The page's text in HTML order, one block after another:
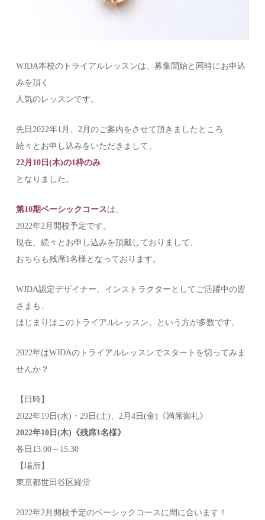
WJDA本校のトライアルレッスンは、募集開始と同時にお申込
みを頂く
人気のレッスンです。
先日2022年1月、2月のご案内をさせて頂きましたところ
続々とお申し込みをいただきまして、
22月10日(木)の1枠のみ
となりました。
第10期ベーシックコースは、
2022年2月開校予定です。
現在、続々とお申し込みを頂戴しておりまして、
おちらも残席1名様となっております。
WJDA認定デザイナー、インストラクターとしてご活躍中の皆
さまも、
はじまりはこのトライアルレッスン、という方が多数です。
2022年はWJDAのトライアルレッスンでスタートを切ってみま
せんか？
【日時】
2022年19日(水)・29日(土)、2月4日(金)《満席御礼》
2022年10日(木)《残席1名様》
各日13:00～15:30
【場所】
東京都世田谷区経堂
2022年2月開校予定のベーシックコースに間に合います！